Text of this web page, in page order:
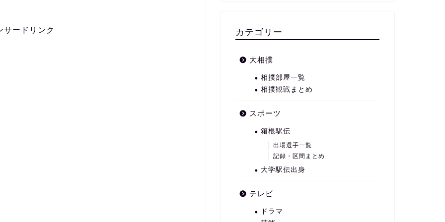
サードリンク カテゴリー
大相撲
相撲部屋一覧
相撲観戦まとめ
スポーツ
箱根駅伝
出場選手一覧
記録・区間まとめ
大学駅伝出身
テレビ
ドラマ